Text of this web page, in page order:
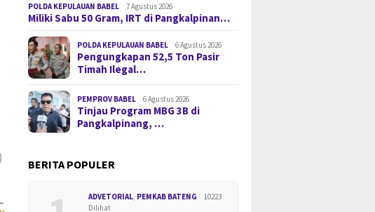
POLDA KEPULAUAN BABEL 7 Agustus 2026
Miliki Sabu 50 Gram, IRT di Pangkalpinan…
POLDA KEPULAUAN BABEL 6 Agustus 2026
Pengungkapan 52,5 Ton Pasir
Timah Ilegal…
PEMPROV BABEL 6 Agustus 2026
Tinjau Program MBG 3B di
Pangkalpinang, …
BERITA POPULER
ADVETORIAL, PEMKAB BATENG
10223
Dilihat